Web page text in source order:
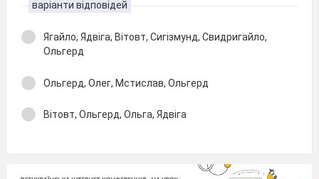
варіанти відповідей
Ягайло, Ядвіга, Вітовт, Сигізмунд, Свидригайло,
Ольгерд
Ольгерд, Олег, Мстислав, Ольгерд
Вітовт, Ольгерд, Ольга, Ядвіга